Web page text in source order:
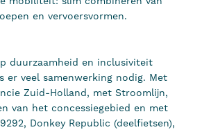
en vervoersvormen.
duurzaamheid en inclusiviteit
er veel samenwerking nodig. Met
Zuid-Holland, met Stroomlijn,
van het concessiegebied en met
Donkey Republic (deelfietsen),